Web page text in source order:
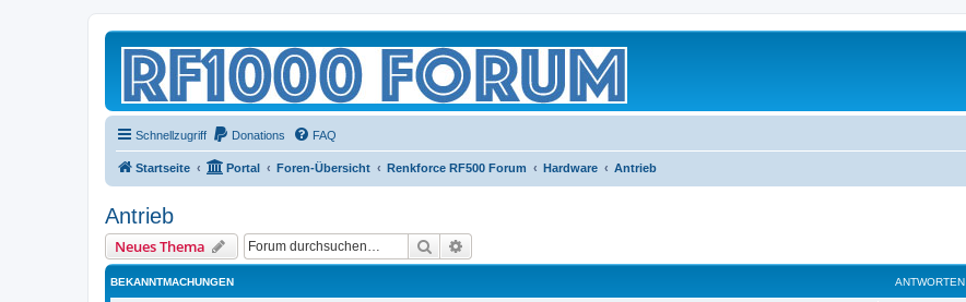
Schnellzugriff Donations FAQ
Startseite Portal Foren-Übersicht Renkforce RF500 Forum Hardware Antrieb
Antrieb
Neues Thema Suche
BEKANNTMACHUNGEN ANTWORTEN